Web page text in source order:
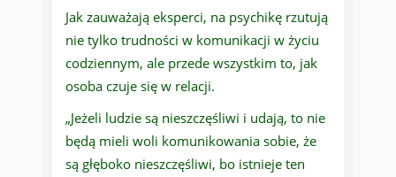
Jak zauważają eksperci, na psychikę rzutują
nie tylko trudności w komunikacji w życiu
codziennym, ale przede wszystkim to, jak
osoba czuje się w relacji.
„Jeżeli ludzie są nieszczęśliwi i udają, to nie
będą mieli woli komunikowania sobie, że
są głęboko nieszczęśliwi, bo istnieje ten